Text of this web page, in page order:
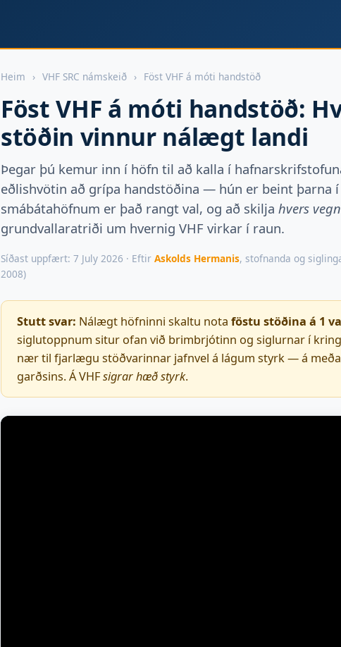
Heim › VHF SRC námskeið › Föst VHF á móti handstöð
Föst VHF á móti handstöð:
stöðin vinnur nálægt landi
Þegar þú kemur inn í höfn til að kalla í
eðlishvötin að grípa handstöðina — hún er beint þarna
smábátahöfnum er það rangt val, og að skilja hvers
grundvallaratriði um hvernig VHF virkar í raun.
Síðast uppfært: 7 July 2026 · Eftir Askolds Hermanis, stofnanda og
2008)
Stutt svar: Nálægt höfninni skaltu nota föstu stöðina á 1
siglutoppnum situr ofan við brimbrjótinn og siglurnar í
nær til fjarlægu stöðvarinnar jafnvel á lágum styrk — á
garðsins. Á VHFsigrar hæð styrk.